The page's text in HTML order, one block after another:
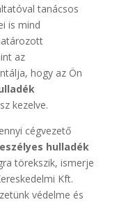
tanácsos
is mind
az
hogy az Ön
kezelve.
cégvezető
hulladék
törekszik, ismerje
Kft.
védelme és